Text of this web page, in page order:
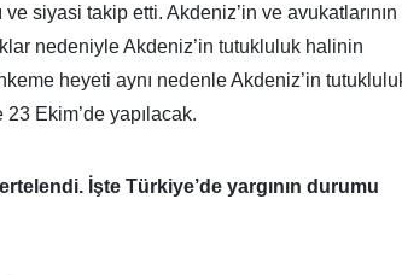
siyasi takip etti. Akdeniz’in ve avukatlarının
nedeniyle Akdeniz’in tutukluluk halinin
heyeti aynı nedenle Akdeniz’in
Ekim’de yapılacak.
İşte Türkiye’de yargının durumu